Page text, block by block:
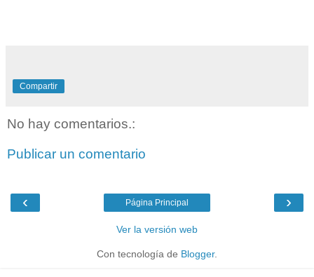
Compartir
No hay comentarios.:
Publicar un comentario
‹ ›
Página Principal
Ver la versión web
Con tecnología de Blogger.